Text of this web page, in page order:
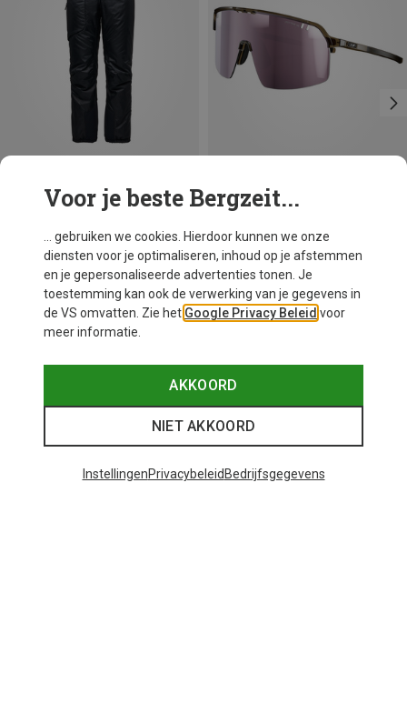
Je bespaart 15% Je bespaart 19%
Voor je beste Bergzeit...
... gebruiken we cookies. Hierdoor kunnen we onze
diensten voor je optimaliseren, inhoud op je afstemmen
en je gepersonaliseerde advertenties tonen. Je
toestemming kan ook de verwerking van je gegevens in
de VS omvatten. Zie het Google Privacy Beleid voor
meer informatie.
AKKOORD
NIET AKKOORD
InstellingenPrivacybeleid Bedrijfsgegevens